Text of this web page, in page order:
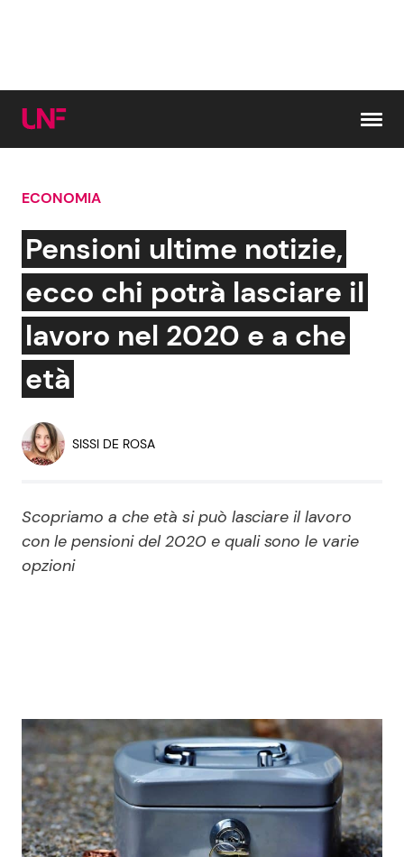
Cerca:
News e Cronaca
Attualità Italiana
Dal Mondo
Economia
Persone Scomparse
Politica
Gossip e TV
Bellezze VIP
Reality e Talent
News Musica
News Spettacolo
Benessere Cucina e Ricette
ECONOMIA
Pensioni ultime notizie,
ecco chi potrà lasciare il
lavoro nel 2020 e a che
età
SISSI DE ROSA
Scopriamo a che età si può lasciare il lavoro
con le pensioni del 2020 e quali sono le varie
opzioni